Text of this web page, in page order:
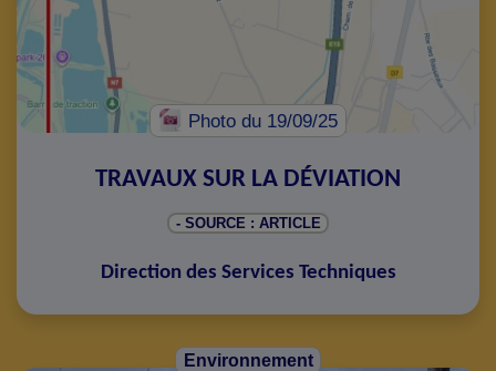
Photo du 19/09/25
TRAVAUX SUR LA DÉVIATION
- SOURCE : ARTICLE
Direction des Services Techniques
Environnement